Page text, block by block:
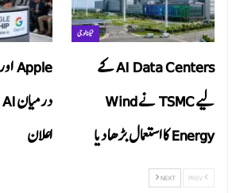
اعلان
ٹیکنالوجی
AI Data Centers کے
لیے TSMC نے Wind
Energy کا استعمال بڑھا دیا
NEXT